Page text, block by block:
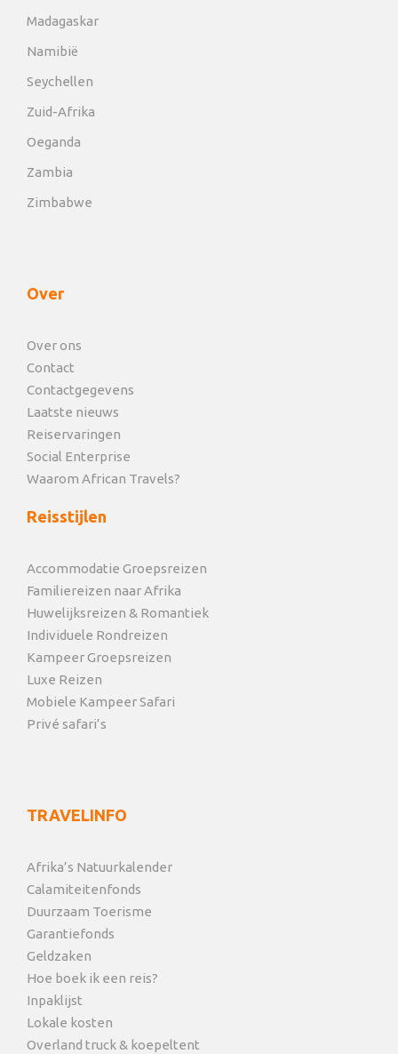
Madagaskar
Namibië
Seychellen
Zuid-Afrika
Oeganda
Zambia
Zimbabwe
Over
Over ons
Contact
Contactgegevens
Laatste nieuws
Reiservaringen
Social Enterprise
Waarom African Travels?
Reisstijlen
Accommodatie Groepsreizen
Familiereizen naar Afrika
Huwelijksreizen & Romantiek
Individuele Rondreizen
Kampeer Groepsreizen
Luxe Reizen
Mobiele Kampeer Safari
Privé safari’s
TRAVELINFO
Afrika’s Natuurkalender
Calamiteitenfonds
Duurzaam Toerisme
Garantiefonds
Geldzaken
Hoe boek ik een reis?
Inpaklijst
Lokale kosten
Overland truck & koepeltent